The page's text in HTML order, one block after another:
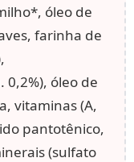
óleo de
farinha de
óleo de
vitaminas (A,
pantotênico,
(sulfato